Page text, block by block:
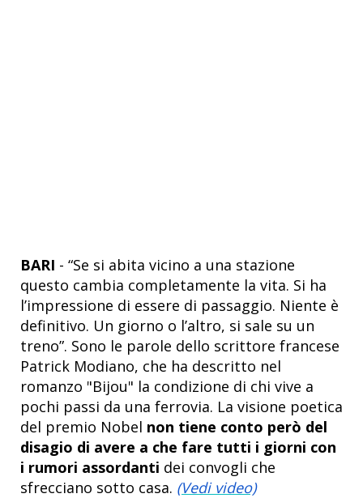
BARI - “Se si abita vicino a una stazione
questo cambia completamente la vita. Si ha
l’impressione di essere di passaggio. Niente è
definitivo. Un giorno o l’altro, si sale su un
treno”. Sono le parole dello scrittore francese
Patrick Modiano, che ha descritto nel
romanzo "Bijou" la condizione di chi vive a
pochi passi da una ferrovia. La visione poetica
del premio Nobel non tiene conto però del
disagio di avere a che fare tutti i giorni con
i rumori assordanti dei convogli che
sfrecciano sotto casa. (Vedi video)